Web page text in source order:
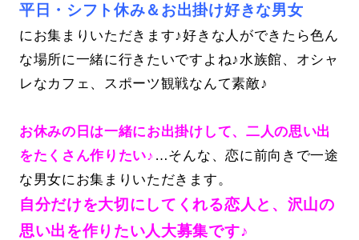
平日・シフト休み＆お出掛け好きな男女
にお集まりいただきます♪好きな人ができたら色ん
な場所に一緒に行きたいですよね♪水族館、オシャ
レなカフェ、スポーツ観戦なんて素敵♪
お休みの日は一緒にお出掛けして、二人の思い出
をたくさん作りたい♪ …そんな、恋に前向きで一途
な男女にお集まりいただきます。
自分だけを大切にしてくれる恋人と、沢山の
思い出を作りたい人大募集です♪